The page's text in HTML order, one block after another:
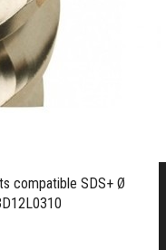
compatible SDS+ Ø